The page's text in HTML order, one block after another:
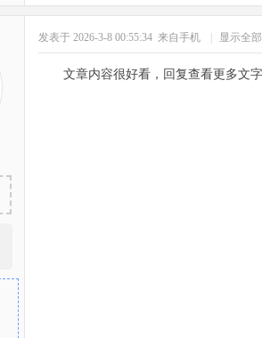
发表于 2026-3-8 00:55:34 来自手机 显示全
文章内容很好看，回复查看更多文